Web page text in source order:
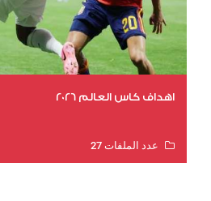
اهداف كاس العالم 2026
عدد الملفات 27